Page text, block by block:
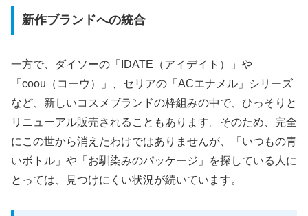
新作ブランドへの統合
一方で、ダイソーの「IDATE（アイデイト）」や
「coou（コーウ）」、セリアの「ACエナメル」シリーズ
など、新しいコスメブランドの枠組みの中で、ひっそりと
リニューアル販売されることもあります。そのため、完全
にこの世から消えたわけではありませんが、「いつもの青
いボトル」や「お馴染みのパッケージ」を探している人に
とっては、見つけにくい状況が続いています。